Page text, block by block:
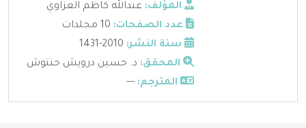
المؤلف: عبدالله كاظم العزاوي
عدد الصفحات:
سنة النشر:
المحقق: د. حسين درويش حنتوش
المترجم: ---